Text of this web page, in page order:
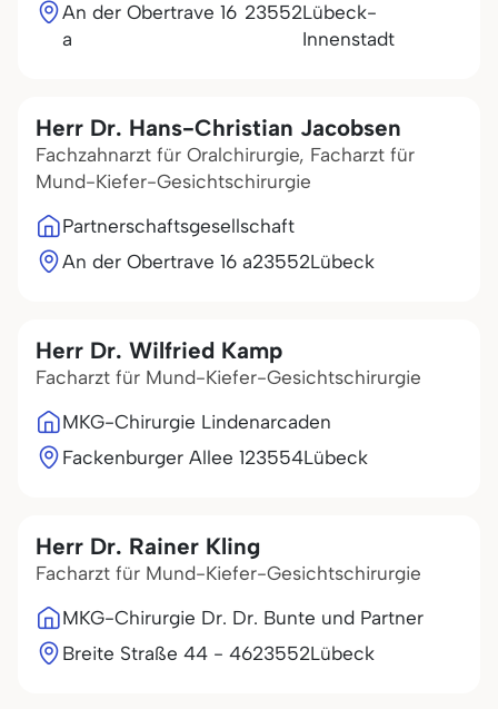
An der Obertrave 16
a
23552Lübeck-
Innenstadt
Herr Dr. Hans-Christian Jacobsen
Fachzahnarzt für Oralchirurgie, Facharzt für
Mund-Kiefer-Gesichtschirurgie
Partnerschaftsgesellschaft
An der Obertrave 16 a23552Lübeck
Herr Dr. Wilfried Kamp
Facharzt für Mund-Kiefer-Gesichtschirurgie
MKG-Chirurgie Lindenarcaden
Fackenburger Allee 123554Lübeck
Herr Dr. Rainer Kling
Facharzt für Mund-Kiefer-Gesichtschirurgie
MKG-Chirurgie Dr. Dr. Bunte und Partner
Breite Straße 44 - 4623552Lübeck